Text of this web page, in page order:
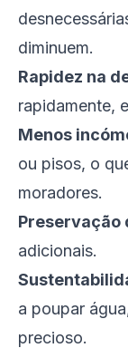
diminuem.
Rapidez na
rapidamente,
Menos
ou pisos, o
moradores.
Preservação
adicionais.
a poupar
precioso.